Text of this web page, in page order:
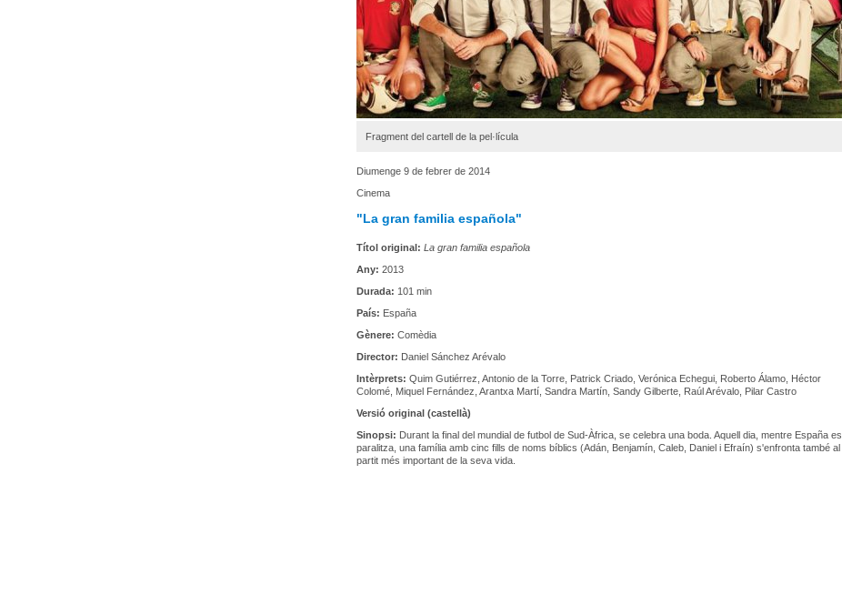
Fragment del cartell de la pel·lícula
Diumenge 9 de febrer de 2014
Cinema
"La gran familia española"
Títol original: La gran familia española
Any: 2013
Durada: 101 min
País: España
Gènere: Comèdia
Director: Daniel Sánchez Arévalo
Intèrprets: Quim Gutiérrez, Antonio de la Torre, Patrick Criado, Verónica Echegui, Roberto Álamo, Héctor
Colomé, Miquel Fernández, Arantxa Martí, Sandra Martín, Sandy Gilberte, Raúl Arévalo, Pilar Castro
Versió original (castellà)
Sinopsi: Durant la final del mundial de futbol de Sud-Àfrica, se celebra una boda. Aquell dia, mentre España es
paralitza, una família amb cinc fills de noms bíblics (Adán, Benjamín, Caleb, Daniel i Efraín) s'enfronta també al
partit més important de la seva vida.